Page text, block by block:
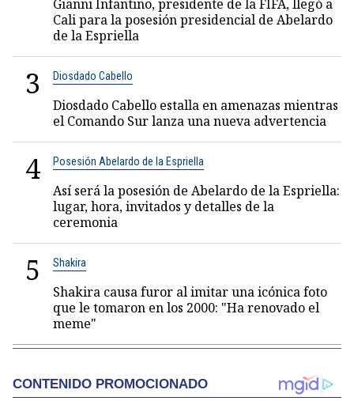
Gianni Infantino, presidente de la FIFA, llegó a
Cali para la posesión presidencial de Abelardo
de la Espriella
3 Diosdado Cabello
Diosdado Cabello estalla en amenazas mientras
el Comando Sur lanza una nueva advertencia
4 Posesión Abelardo de la Espriella
Así será la posesión de Abelardo de la Espriella:
lugar, hora, invitados y detalles de la
ceremonia
5 Shakira
Shakira causa furor al imitar una icónica foto
que le tomaron en los 2000: "Ha renovado el
meme"